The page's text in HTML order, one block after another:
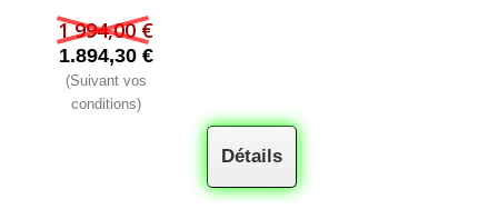
1 994,00 €
1.894,30 €
(Suivant vos
conditions)
Détails